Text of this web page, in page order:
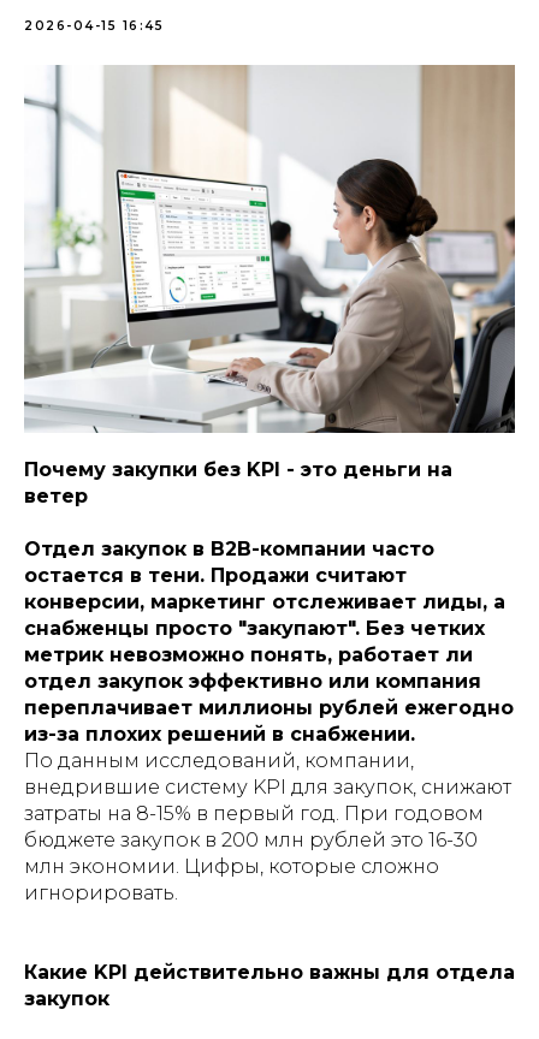
2026-04-15 16:45
Почему закупки без KPI - это деньги на
ветер
Отдел закупок в B2B-компании часто
остается в тени. Продажи считают
конверсии, маркетинг отслеживает лиды, а
снабженцы просто "закупают". Без четких
метрик невозможно понять, работает ли
отдел закупок эффективно или компания
переплачивает миллионы рублей ежегодно
из-за плохих решений в снабжении.
По данным исследований, компании,
внедрившие систему KPI для закупок, снижают
затраты на 8-15% в первый год. При годовом
бюджете закупок в 200 млн рублей это 16-30
млн экономии. Цифры, которые сложно
игнорировать.
Какие KPI действительно важны для отдела
закупок